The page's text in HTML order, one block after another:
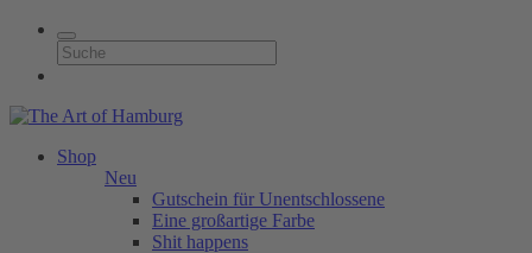
Shop
Neu
Gutschein für Unentschlossene
Eine großartige Farbe
Shit happens